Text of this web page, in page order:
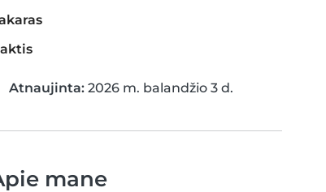
Atnaujinta: 2026 m. balandžio 3 d.
mane